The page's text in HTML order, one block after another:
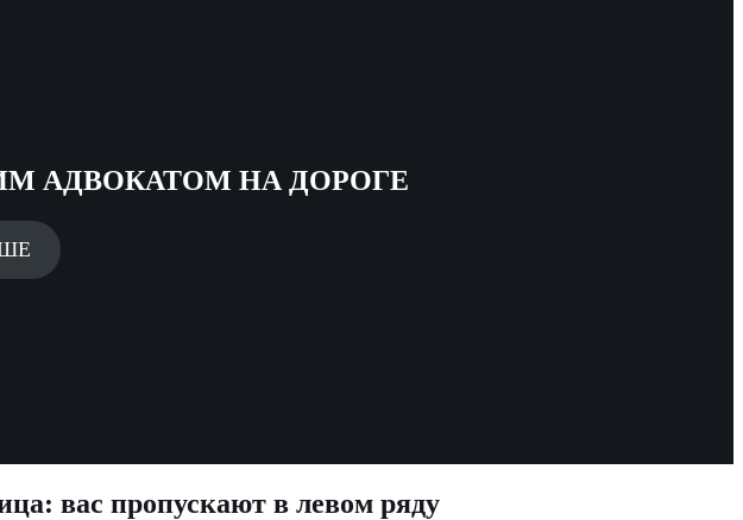
АДВОКАТОМ НА ДОРОГЕ
вас пропускают в левом ряду